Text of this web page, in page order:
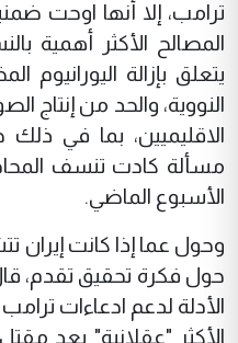
ترامب، إلا أنها اوحت
المصالح الأكثر أهمية
يتعلق بإزالة اليورانيوم
النووية، والحد من إنتاج
الاقليميين، بما في
مسألة كادت تنسف
الأسبوع الماضي.
وحول عما إذا كانت
حول فكرة تحقيق تقدم،
الأدلة لدعم ادعاءات
الأكثر "عقلانية" بعد